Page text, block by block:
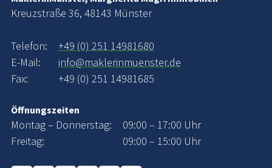
Kreuzstraße 36, 48143 Münster
Telefon:
+49 (0) 251 14981680
E-Mail:
info@maklerinmuenster.de
Fax:
+49 (0) 251 14981685
Öffnungszeiten
Montag – Donnerstag:
09:00 – 17:00 Uhr
Freitag:
09:00 – 15:00 Uhr